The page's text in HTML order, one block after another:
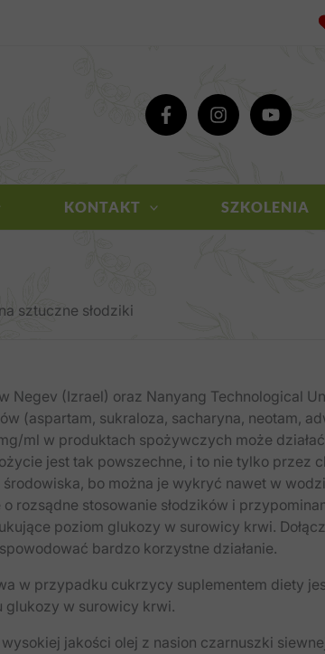
KONTAKT SZKOLENIA
sztuczne słodziki
Negev (Izrael) oraz Nanyang Technological
(aspartam, sukraloza, sacharyna, neotam,
​ml w produktach spożywczych może
jest tak powszechne, i to nie tylko przez
bo można je wykryć nawet w
rozsądne stosowanie słodzików i
poziom glukozy w surowicy krwi.
bardzo korzystne działanie.
w przypadku cukrzycy suplementem diety
glukozy w surowicy krwi.
jakości olej z nasion czarnuszki